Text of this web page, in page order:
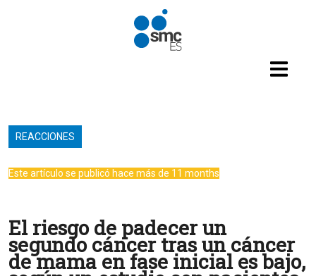
Pasar al contenido principal
REACCIONES
Este artículo se publicó hace más de 11 months
El riesgo de padecer un
segundo cáncer tras un cáncer
de mama en fase inicial es bajo,